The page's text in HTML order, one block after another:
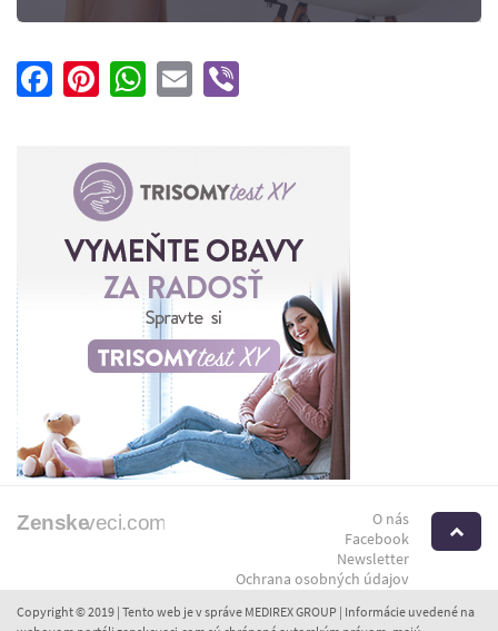
Facebook
Pinterest
WhatsApp
Email
O nás
Facebook
Newsletter
Ochrana osobných údajov
Copyright © 2019 | Tento web je v správe MEDIREX GROUP | Informácie uvedené na